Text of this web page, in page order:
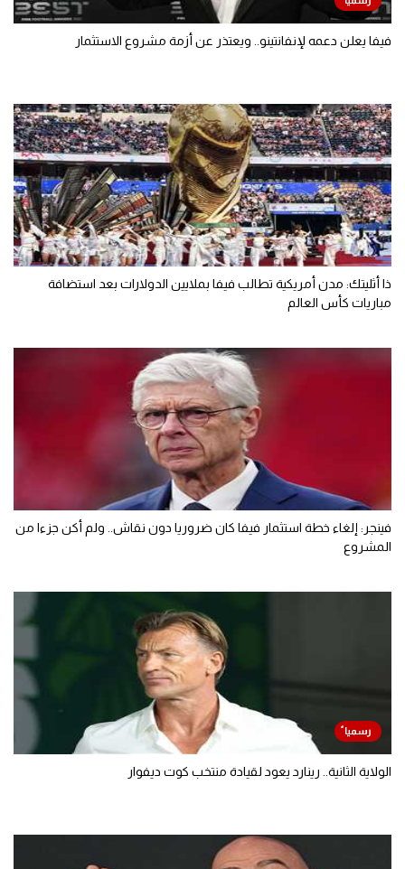
فيفا يعلن دعمه لإنفانتينو.. ويعتذر عن أزمة مشروع الاستثمار
ذا أثليتك: مدن أمريكية تطالب فيفا بملايين الدولارات بعد استضافة
مباريات كأس العالم
فينجر: إلغاء خطة استثمار فيفا كان ضروريا دون نقاش.. ولم أكن جزءا من
المشروع
الولاية الثانية.. رينارد يعود لقيادة منتخب كوت ديفوار